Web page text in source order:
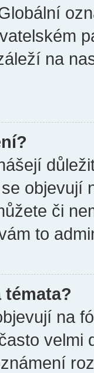
na
objevují
či
to
na
velmi